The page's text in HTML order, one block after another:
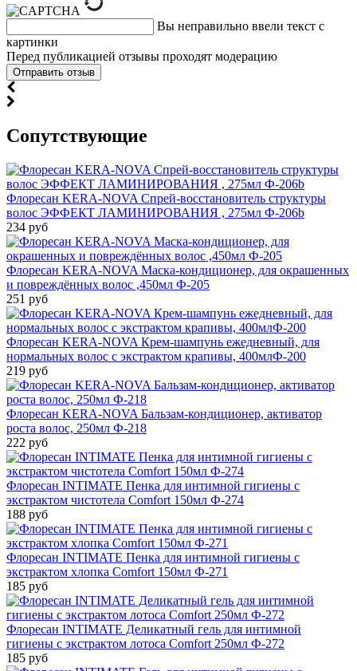
Вы неправильно ввели текст с
картинки
Перед публикацией отзывы проходят модерацию
Cопутствующие
Флоресан KERA-NOVA Спрей-восстановитель структуры
волос ЭФФЕКТ ЛАМИНИРОВАНИЯ , 275мл Ф-206b
234 руб
Флоресан KERA-NOVA Маска-кондиционер, для окрашенных
и повреждённых волос ,450мл Ф-205
251 руб
Флоресан KERA-NOVA Крем-шампунь ежедневный, для
нормальных волос с экстрактом крапивы, 400млФ-200
219 руб
Флоресан KERA-NOVA Бальзам-кондиционер, активатор
роста волос, 250мл Ф-218
222 руб
Флоресан INTIMATE Пенка для интимной гигиены с
экстрактом чистотела Comfort 150мл Ф-274
188 руб
Флоресан INTIMATE Пенка для интимной гигиены с
экстрактом хлопка Comfort 150мл Ф-271
185 руб
Флоресан INTIMATE Деликатный гель для интимной
гигиены с экстрактом лотоса Comfort 250мл Ф-272
185 руб